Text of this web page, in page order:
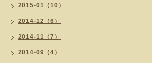
2015-01（10）
2014-12（6）
2014-11（7）
2014-09（4）